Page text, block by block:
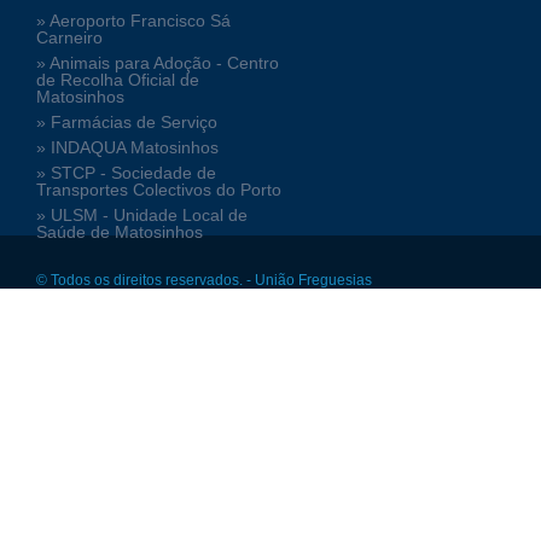
» Aeroporto Francisco Sá
Carneiro
» Animais para Adoção - Centro
de Recolha Oficial de
Matosinhos
» Farmácias de Serviço
» INDAQUA Matosinhos
» STCP - Sociedade de
Transportes Colectivos do Porto
» ULSM - Unidade Local de
Saúde de Matosinhos
© Todos os direitos reservados. - União Freguesias